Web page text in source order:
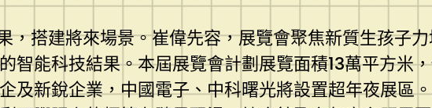
，搭建將來場景。崔偉先容，展覽會聚焦新質生孩子
智能科技結果。本屆展覽會計劃展覽面積13萬平方米
及新銳企業，中國電子、中科曙光將設置超年夜展區